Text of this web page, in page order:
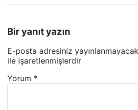
Bir yanıt yazın
E-posta adresiniz
ile işaretlenmişlerdir
Yorum *